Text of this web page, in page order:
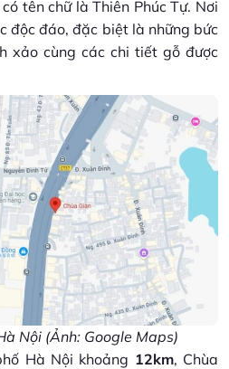
tên chữ là Thiên Phúc Tự. Nơi
độc đáo, đặc biệt là những bức
xảo cùng các chi tiết gỗ được
Nội (Ảnh: Google Maps)
Hà Nội khoảng 12km, Chùa